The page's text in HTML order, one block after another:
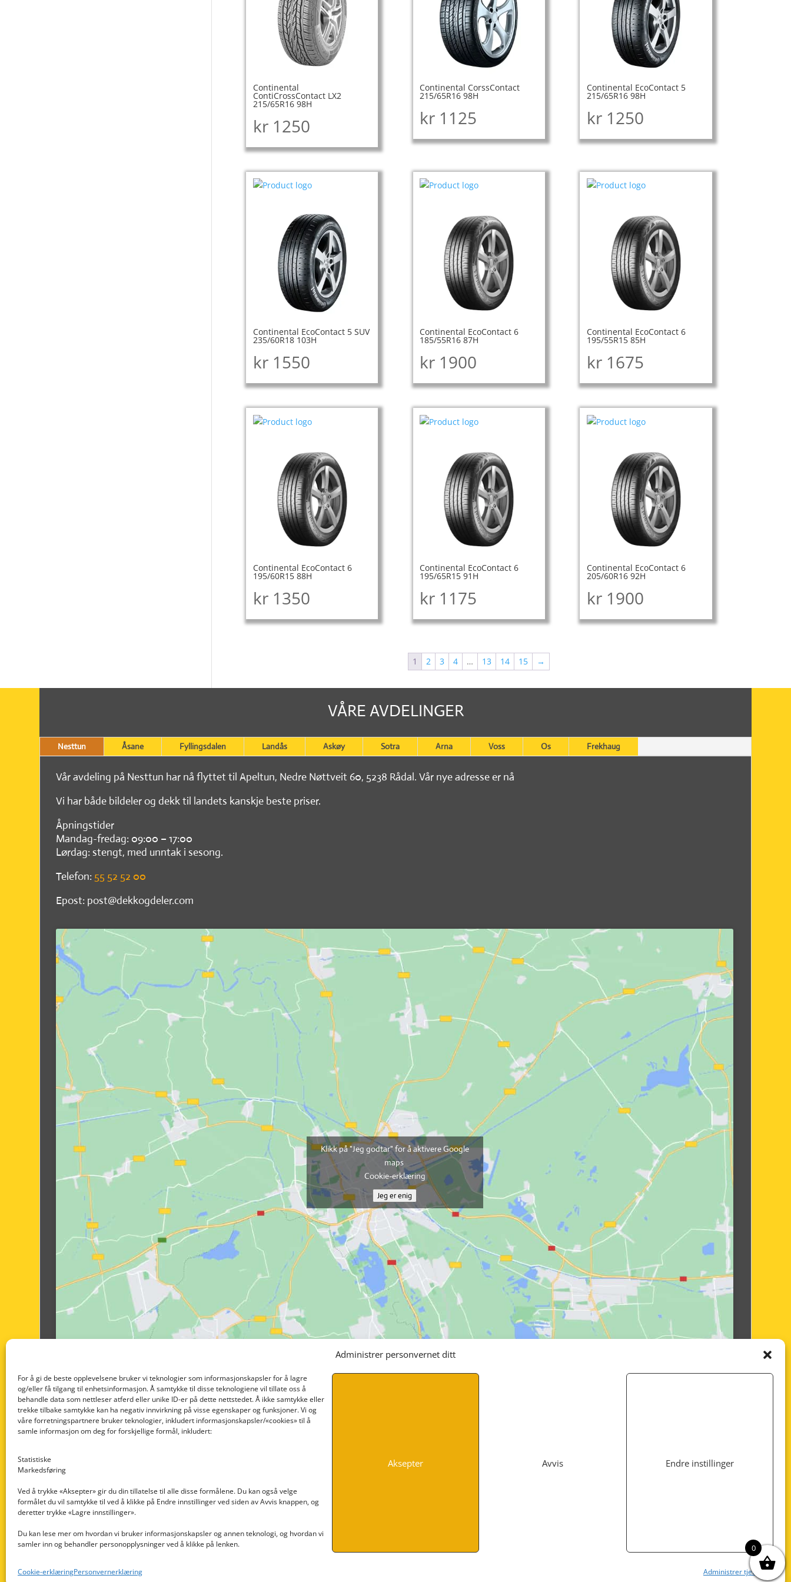
Administrer personvernet ditt
For å gi de beste opplevelsene bruker vi teknologier som informasjonskapsler for å lagre
og/eller få tilgang til enhetsinformasjon. Å samtykke til disse teknologiene vil tillate oss å
behandle data som nettleser atferd eller unike ID-er på dette nettstedet. Å ikke samtykke eller
trekke tilbake samtykke kan ha negativ innvirkning på visse egenskaper og funksjoner. Vi og
våre forretningspartnere bruker teknologier, inkludert informasjonskapsler/«cookies» til å
samle informasjon om deg for forskjellige formål, inkludert:
Statistiske
Markedsføring
Ved å trykke «Aksepter» gir du din tillatelse til alle disse formålene. Du kan også velge
formålet du vil samtykke til ved å klikke på Endre innstillinger ved siden av Avvis knappen, og
deretter trykke «Lagre innstillinger».
Du kan lese mer om hvordan vi bruker informasjonskapsler og annen teknologi, og hvordan vi
samler inn og behandler personopplysninger ved å klikke på lenken.
Administrer tjenester
Aksepter Avvis Endre instillinger
Cookie-erklæringPersonvernerklæring
Continental
ContiCrossContact LX2
215/65R16 98H
kr1250
Continental CorssContact
215/65R16 98H
kr 1125
Continental EcoContact 5
215/65R16 98H
kr1250
Continental EcoContact 5 SUV
235/60R18 103H
kr1550
Continental EcoContact 6
185/55R16 87H
kr 1900
Continental EcoContact 6
195/55R15 85H
kr1675
Continental EcoContact 6
195/60R15 88H
kr1350
Continental EcoContact 6
195/65R15 91H
kr 1175
Continental EcoContact 6
205/60R16 92H
kr1900
1 2 3 4 … 13 14 15 →
VÅRE AVDELINGER
Nesttun Åsane Fyllingsdalen Landås Askøy Sotra Arna Voss Os Frekhaug
Vår avdeling på Nesttun har nå flyttet til Apeltun, Nedre Nøttveit 60, 5238 Rådal. Vår nye adresse er nå
Vi har både bildeler og dekk til landets kanskje beste priser.
Åpningstider
Mandag-fredag: 09:00 – 17:00
Lørdag: stengt, med unntak i sesong.
Telefon: 55 52 52 00
Epost: post@dekkogdeler.com
Klikk på "Jeg godtar" for å aktivere Google
maps
Cookie-erklæring
Jeg er enig
Nedre Nøttveit 60, 5238 Rådal
Email: post@dekkogdeler.com
Org. nr: 996430022
INFORMASJON
0